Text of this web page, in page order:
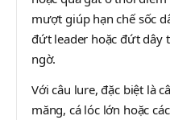
mượt giúp hạn chế sốc
đứt leader hoặc đứt dây
ngờ.
Với câu lure, đặc biệt là
măng, cá lóc lớn hoặc